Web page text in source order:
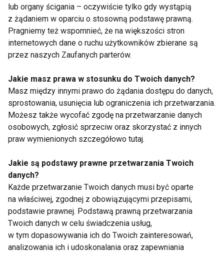
głębokie oddychanie, aby złagodzić napięcie
emocjonalne i uniknąć kompulsywnego sięgania po
jedzenie.
Pamiętajmy także o zachowaniu świadomości
odbywa się „na autopilocie”, bez zastanowienia się
nad tym, co i dlaczego trafia do naszego żołądka. Być
może warto zwrócić uwagę na to, jakie emocje
towarzyszą nam podczas jedzenia oraz jakie
sygnały przekazuje nam nasze ciało. Rozwijanie tej
nasze nawyki żywieniowe i skuteczniej radzić sobie
ze stresem.
Dla wszystkich, którzy pragną zadbać o dobre
samopoczucie, przedstawiamy propozycję na
zbilansowany deser/śniadanie.
lub organy ścigania – oczywiście tylko gdy wystąpią
z żądaniem w oparciu o stosowną podstawę prawną.
Pragniemy też wspomnieć, że na większości stron
internetowych dane o ruchu użytkowników zbierane są
przez naszych Zaufanych parterów.
Jakie masz prawa w stosunku do Twoich danych?
Masz między innymi prawo do żądania dostępu do danych,
sprostowania, usunięcia lub ograniczenia ich przetwarzania.
Możesz także wycofać zgodę na przetwarzanie danych
osobowych, zgłosić sprzeciw oraz skorzystać z innych
praw wymienionych szczegółowo tutaj.
Jakie są podstawy prawne przetwarzania Twoich
danych?
Każde przetwarzanie Twoich danych musi być oparte
na właściwej, zgodnej z obowiązującymi przepisami,
podstawie prawnej. Podstawą prawną przetwarzania
Twoich danych w celu świadczenia usług,
w tym dopasowywania ich do Twoich zainteresowań,
analizowania ich i udoskonalania oraz zapewniania